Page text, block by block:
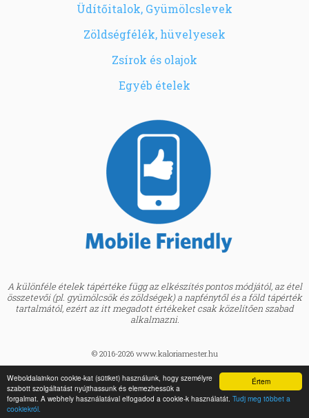
Értem
Weboldalainkon cookie-kat (sütiket) használunk, hogy személyre
szabott szolgáltatást nyújthassunk és elemezhessük a
forgalmat. A webhely használatával elfogadod a cookie-k használatát. Tudj meg többet a
cookiekról.
Üdítőitalok, Gyümölcslevek
Zöldségfélék, hüvelyesek
Zsírok és olajok
Egyéb ételek
A különféle ételek tápértéke függ az elkészítés pontos módjától, az étel
összetevői (pl. gyümölcsök és zöldségek) a napfénytől és a föld tápérték
tartalmától, ezért az itt megadott értékeket csak közelítően szabad
alkalmazni.
© 2016-2026 www.kaloriamester.hu
BMI kalkulátor »